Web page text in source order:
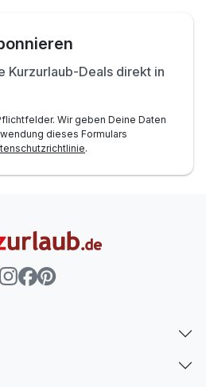
p.P. ab300,00 €
Auto
Kurzurlaub-Deals direkt in
Wir geben Deine Daten
dieses Formulars
.